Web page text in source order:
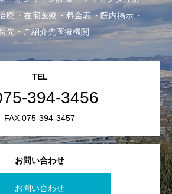
療
在宅医療 料金表
院内掲示
先・ご紹介先医療機関
お問い合わせ
お問い合わせ
TEL
394-3456
FAX 075-394-3457